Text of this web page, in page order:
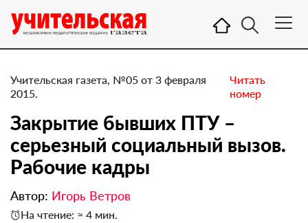
Учительская газета, №05 от 3 февраля
2015.
Читать
номер
Закрытие бывших ПТУ –
серьезный социальный вызов.
Рабочие кадры
Автор: Игорь Ветров
На чтение: ≈ 4 мин.